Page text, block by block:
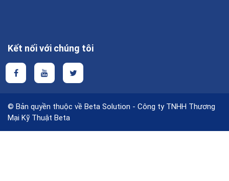
Kết nối với chúng tôi
© Bản quyền thuộc về Beta Solution - Công ty TNHH Thương
Mại Kỹ Thuật Beta